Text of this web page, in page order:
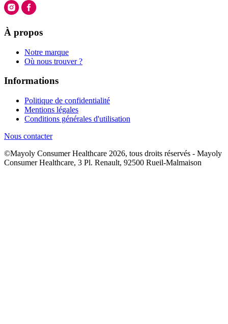
À propos
Notre marque
Où nous trouver ?
Informations
Politique de confidentialité
Mentions légales
Conditions générales d'utilisation
Nous contacter
©Mayoly Consumer Healthcare 2026, tous droits réservés - Mayoly
Consumer Healthcare, 3 Pl. Renault, 92500 Rueil-Malmaison